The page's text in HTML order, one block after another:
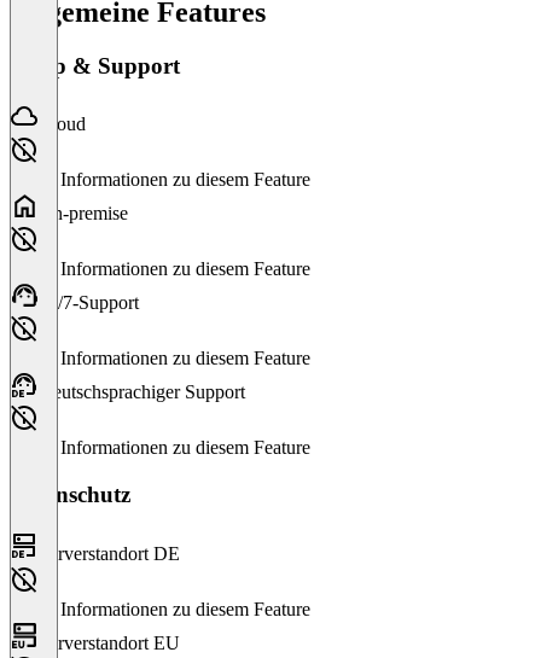
Allgemeine Features
Setup & Support
Cloud
Keine Informationen zu diesem Feature
On-premise
Keine Informationen zu diesem Feature
24/7-Support
Keine Informationen zu diesem Feature
Deutschsprachiger Support
Keine Informationen zu diesem Feature
Datenschutz
Serverstandort DE
Keine Informationen zu diesem Feature
Serverstandort EU